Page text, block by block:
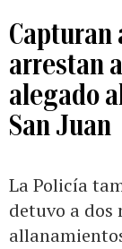
Capturan
arrestan
alegado
San Juan
La Policía
detuvo a dos